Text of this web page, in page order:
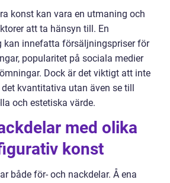
konst kan vara en utmaning och
att ta hänsyn till. En
kan innefatta försäljningspriser för
popularitet på sociala medier
Dock är det viktigt att inte
kvantitativa utan även se till
och estetiska värde.
med olika
konst
både för- och nackdelar. Å ena